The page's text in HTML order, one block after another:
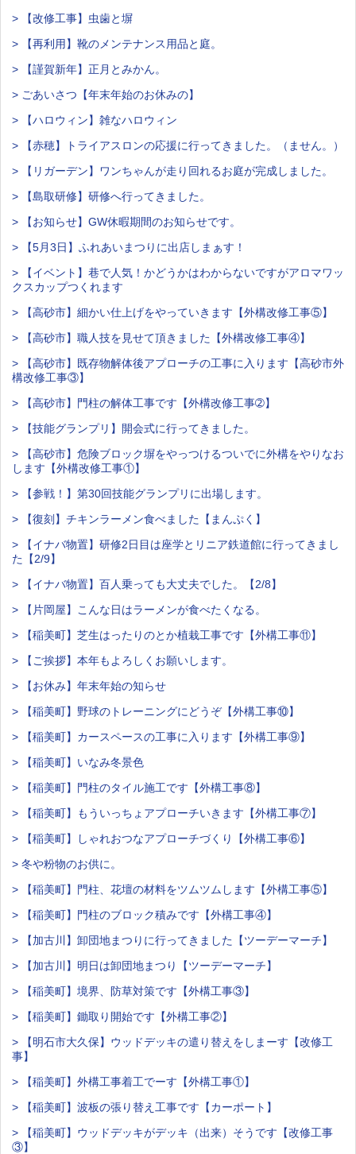
> 【改修工事】虫歯と塀
> 【再利用】靴のメンテナンス用品と庭。
> 【謹賀新年】正月とみかん。
> ごあいさつ【年末年始のお休みの】
> 【ハロウィン】雑なハロウィン
> 【赤穂】トライアスロンの応援に行ってきました。（ません。）
> 【リガーデン】ワンちゃんが走り回れるお庭が完成しました。
> 【島取研修】研修へ行ってきました。
> 【お知らせ】GW休暇期間のお知らせです。
> 【5月3日】ふれあいまつりに出店しまぁす！
> 【イベント】巷で人気！かどうかはわからないですがアロマワッ
クスカップつくれます
> 【高砂市】細かい仕上げをやっていきます【外構改修工事⑤】
> 【高砂市】職人技を見せて頂きました【外構改修工事④】
> 【高砂市】既存物解体後アプローチの工事に入ります【高砂市外
構改修工事③】
> 【高砂市】門柱の解体工事です【外構改修工事➁】
> 【技能グランプリ】開会式に行ってきました。
> 【高砂市】危険ブロック塀をやっつけるついでに外構をやりなお
します【外構改修工事①】
> 【参戦！】第30回技能グランプリに出場します。
> 【復刻】チキンラーメン食べました【まんぷく】
> 【イナバ物置】研修2日目は座学とリニア鉄道館に行ってきまし
た【2/9】
> 【イナバ物置】百人乗っても大丈夫でした。【2/8】
> 【片岡屋】こんな日はラーメンが食べたくなる。
> 【稲美町】芝生はったりのとか植栽工事です【外構工事⑪】
> 【ご挨拶】本年もよろしくお願いします。
> 【お休み】年末年始の知らせ
> 【稲美町】野球のトレーニングにどうぞ【外構工事⑩】
> 【稲美町】カースペースの工事に入ります【外構工事⑨】
> 【稲美町】いなみ冬景色
> 【稲美町】門柱のタイル施工です【外構工事⑧】
> 【稲美町】もういっちょアプローチいきます【外構工事⑦】
> 【稲美町】しゃれおつなアプローチづくり【外構工事⑥】
> 冬や粉物のお供に。
> 【稲美町】門柱、花壇の材料をツムツムします【外構工事⑤】
> 【稲美町】門柱のブロック積みです【外構工事④】
> 【加古川】卸団地まつりに行ってきました【ツーデーマーチ】
> 【加古川】明日は卸団地まつり【ツーデーマーチ】
> 【稲美町】境界、防草対策です【外構工事③】
> 【稲美町】鋤取り開始です【外構工事②】
> 【明石市大久保】ウッドデッキの遣り替えをしまーす【改修工
事】
> 【稲美町】外構工事着工でーす【外構工事①】
> 【稲美町】波板の張り替え工事です【カーポート】
> 【稲美町】ウッドデッキがデッキ（出来）そうです【改修工事
③】